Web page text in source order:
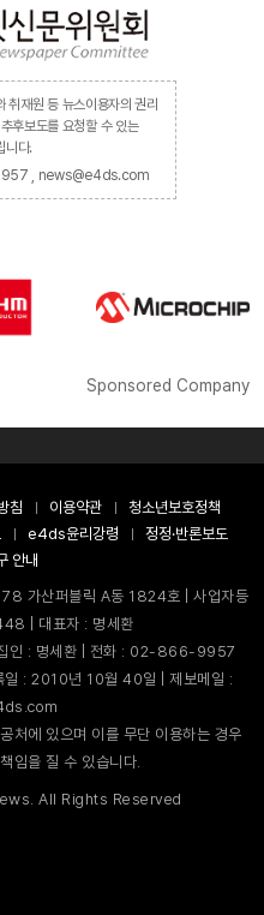
취재원 등 뉴스이용자의 권리
후보도를 요청할 수 있는
니다.
, news@e4ds.com
Sponsored Company
침 이용약관
청소년보호정책
e4ds윤리강령
정정·반론보도
안내
가산퍼블릭 A동 1824호 | 사업자등
| 대표자 : 명세환
집인 : 명세환 | 전화 : 02-866-9957
: 2010년 10월 40일 | 제보메일 :
처에 있으며 이를 무단 이용하는 경우
임을 질 수 있습니다.
All Rights Reserved